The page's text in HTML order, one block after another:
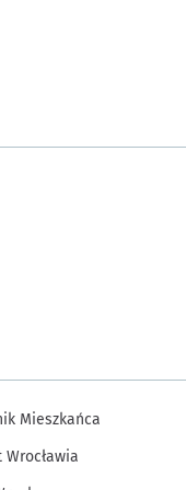
Mieszkańca
Wrocławia